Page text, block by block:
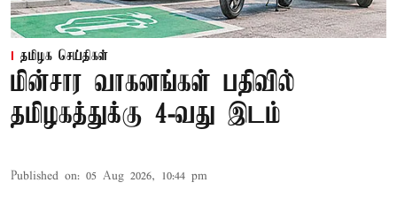
தமிழக செய்திகள்
மின்சார வாகனங்கள் பதிவில்
தமிழகத்துக்கு 4-வது இடம்
Published on: 05 Aug 2026, 10:44 pm